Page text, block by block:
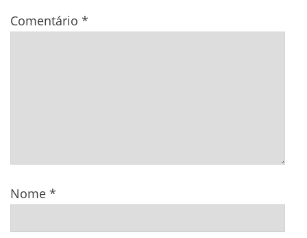
Comentário *
Nome *